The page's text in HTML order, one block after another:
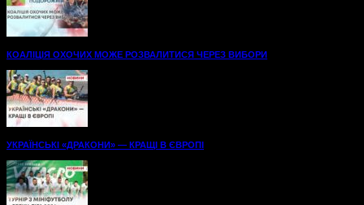
КОАЛІЦІЯ ОХОЧИХ МОЖЕ РОЗВАЛИТИСЯ ЧЕРЕЗ ВИБОРИ
УКРАЇНСЬКІ «ДРАКОНИ» — КРАЩІ В ЄВРОПІ